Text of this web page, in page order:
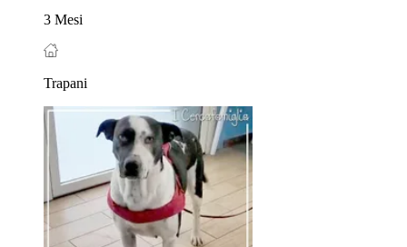
3 Mesi
Trapani